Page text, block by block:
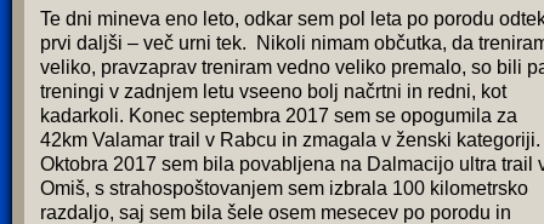
Te dni mineva eno leto, odkar sem pol leta po porodu
prvi daljši – več urni tek. Nikoli nimam občutka, da
veliko, pravzaprav treniram vedno veliko premalo, so bili
treningi v zadnjem letu vseeno bolj načrtni in redni, kot
kadarkoli. Konec septembra 2017 sem se opogumila za
42km Valamar trail v Rabcu in zmagala v ženski kategoriji.
Oktobra 2017 sem bila povabljena na Dalmacijo ultra trail
Omiš, s strahospoštovanjem sem izbrala 100 kilometrsko
razdaljo, saj sem bila šele osem mesecev po porodu in